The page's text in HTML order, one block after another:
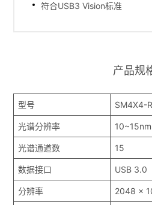
符合USB3 Vision标准
产品规
型号 SM4X4-
光谱分辨率 10~15nm
光谱通道数 15
数据接口 USB 3.0
分辨率 2048 x